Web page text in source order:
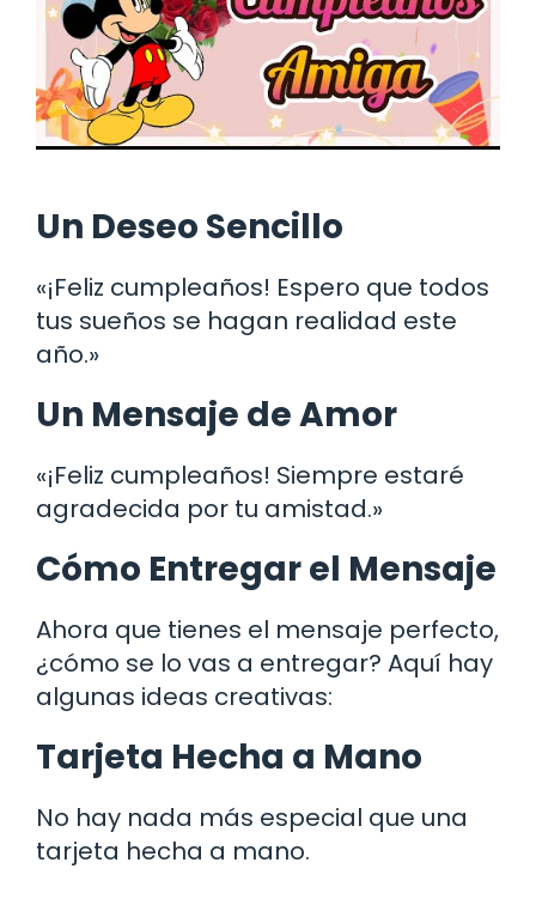
Un Deseo Sencillo
«¡Feliz cumpleaños! Espero que todos
tus sueños se hagan realidad este
año.»
Un Mensaje de Amor
«¡Feliz cumpleaños! Siempre estaré
agradecida por tu amistad.»
Cómo Entregar el Mensaje
Ahora que tienes el mensaje perfecto,
¿cómo se lo vas a entregar? Aquí hay
algunas ideas creativas:
Tarjeta Hecha a Mano
No hay nada más especial que una
tarjeta hecha a mano.